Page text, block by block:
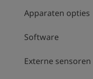
Apparaten opties
Software
Externe sensoren